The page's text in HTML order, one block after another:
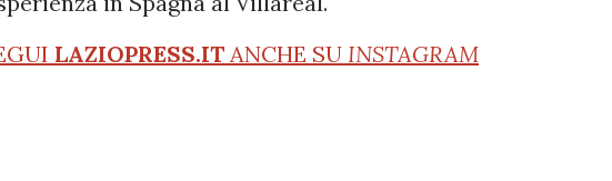
LAZIOPRESS.IT ANCHE SU INSTAGRAM